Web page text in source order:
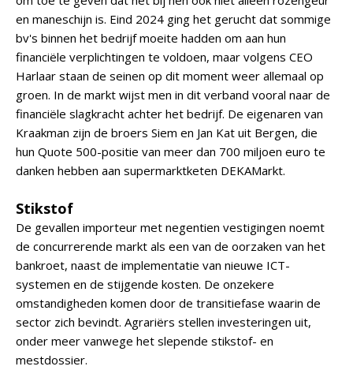
en maneschijn is. Eind 2024 ging het gerucht dat sommige
bv's binnen het bedrijf moeite hadden om aan hun
financiële verplichtingen te voldoen, maar volgens CEO
Harlaar staan de seinen op dit moment weer allemaal op
groen. In de markt wijst men in dit verband vooral naar de
financiële slagkracht achter het bedrijf. De eigenaren van
Kraakman zijn de broers Siem en Jan Kat uit Bergen, die
hun Quote 500-positie van meer dan 700 miljoen euro te
danken hebben aan supermarktketen DEKAMarkt.
Stikstof
De gevallen importeur met negentien vestigingen noemt
de concurrerende markt als een van de oorzaken van het
bankroet, naast de implementatie van nieuwe ICT-
systemen en de stijgende kosten. De onzekere
omstandigheden komen door de transitiefase waarin de
sector zich bevindt. Agrariërs stellen investeringen uit,
onder meer vanwege het slepende stikstof- en
mestdossier.